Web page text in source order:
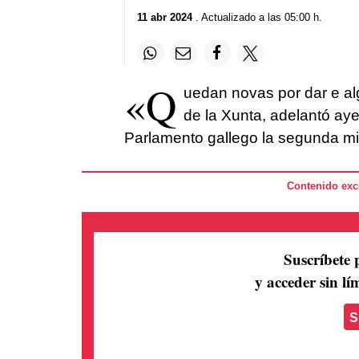
11 abr 2024. Actualizado a las 05:00 h.
«Q uedan novas por dar e
de la Xunta, adelantó
Parlamento gallego la segunda
Contenido
Suscríbete
y acceder sin